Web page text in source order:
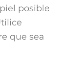
posible
que sea